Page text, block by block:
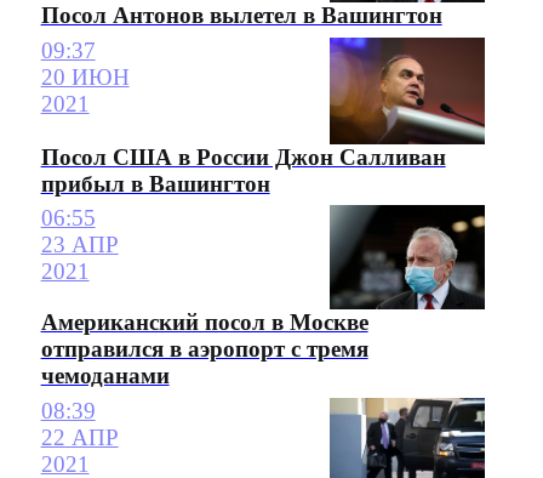
Посол Антонов вылетел в Вашингтон
09:37
20 ИЮН
2021
Посол США в России Джон Салливан
прибыл в Вашингтон
06:55
23 АПР
2021
Американский посол в Москве
отправился в аэропорт с тремя
чемоданами
08:39
22 АПР
2021